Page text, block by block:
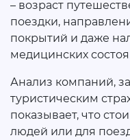
– возраст
поездки,
покрытий и даже
медицинских
Анализ компаний,
туристическим
показывает, что
людей или для